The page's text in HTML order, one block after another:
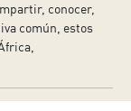
conocer,
común, estos